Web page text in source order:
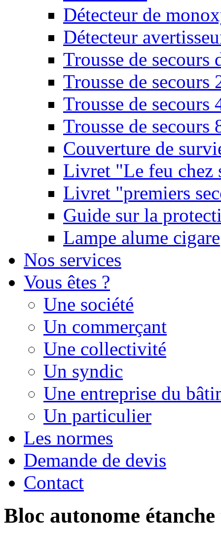
Détecteur de
Détecteur
Trousse de secours
Trousse de secours
Trousse de secours
Trousse de secours
Couverture de
Livret "Le feu chez
Livret "premiers
Guide sur la
Lampe alume cigare
Nos services
Vous êtes ?
Une société
Un commerçant
Une collectivité
Un syndic
Une entreprise du
Un particulier
Les normes
Demande de devis
Contact
Bloc autonome